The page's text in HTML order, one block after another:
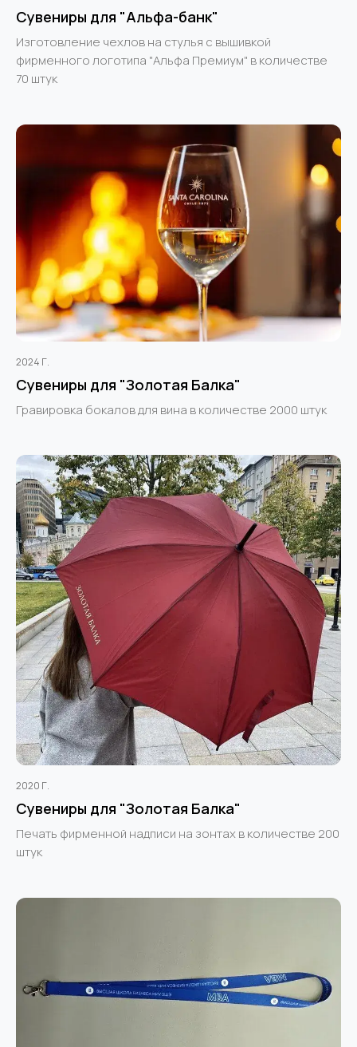
Сувениры для "Альфа-банк"
Изготовление чехлов на стулья с вышивкой
фирменного логотипа "Альфа Премиум" в количестве
70 штук
2024 Г.
Сувениры для "Золотая Балка"
Гравировка бокалов для вина в количестве 2000 штук
2020 Г.
Сувениры для "Золотая Балка"
Печать фирменной надписи на зонтах в количестве 200
штук